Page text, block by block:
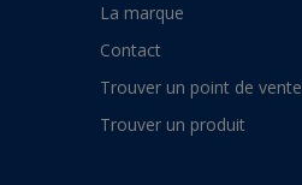
La marque
Contact
Trouver un point de vente
Trouver un produit